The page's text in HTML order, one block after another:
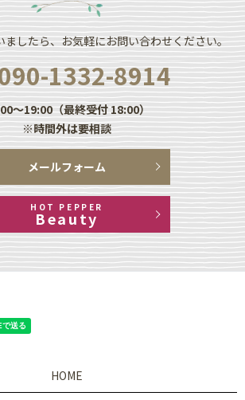
ましたら、お気軽にお問い合わせください。
1332-8914
～19:00（最終受付 18:00）
※時間外は要相談
メールフォーム
HOT PEPPER
Beauty
HOME